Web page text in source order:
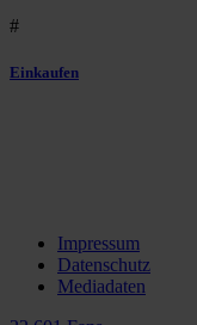
#
Einkaufen
Impressum
Datenschutz
Mediadaten